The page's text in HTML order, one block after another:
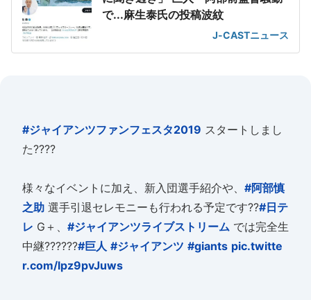
で...麻生泰氏の投稿波紋
J-CASTニュース
#ジャイアンツファンフェスタ2019 スタートしまし
た????
様々なイベントに加え、新入団選手紹介や、 #阿部慎
之助 選手引退セレモニーも行われる予定です??#日テ
レ G＋、 #ジャイアンツライブストリーム では完全生
中継??????#巨人 #ジャイアンツ #giants pic.twitte
r.com/lpz9pvJuws